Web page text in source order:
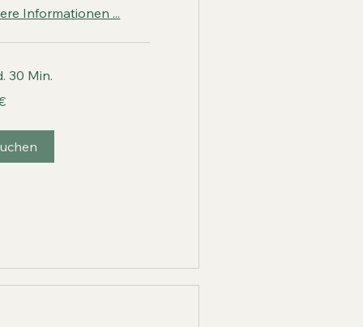
Informationen ...
30 Min.